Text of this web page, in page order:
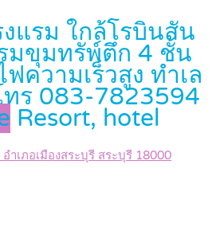
แรม ใกล้โรบินสัน
มขุมทรัพ์ตึก 4 ชั้น
ความเร็วสูง ทำเล
ทร 083‐7823594
Resort, hotel
เภอเมืองสระบุรี สระบุรี 18000